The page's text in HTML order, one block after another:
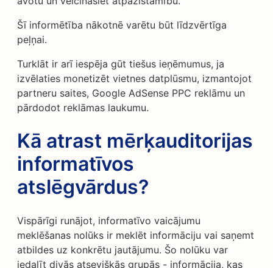
Šī informētība nākotnē varētu būt līdzvērtīga
peļņai.
Turklāt ir arī iespēja gūt tiešus ieņēmumus, ja
izvēlaties monetizēt vietnes datplūsmu, izmantojot
partneru saites, Google AdSense PPC reklāmu un
pārdodot reklāmas laukumu.
Kā atrast mērķauditorijas
informatīvos
atslēgvārdus?
Vispārīgi runājot, informatīvo vaicājumu
meklēšanas nolūks ir meklēt informāciju vai saņemt
atbildes uz konkrētu jautājumu. Šo nolūku var
iedalīt divās atsevišķās grupās - informācija, kas